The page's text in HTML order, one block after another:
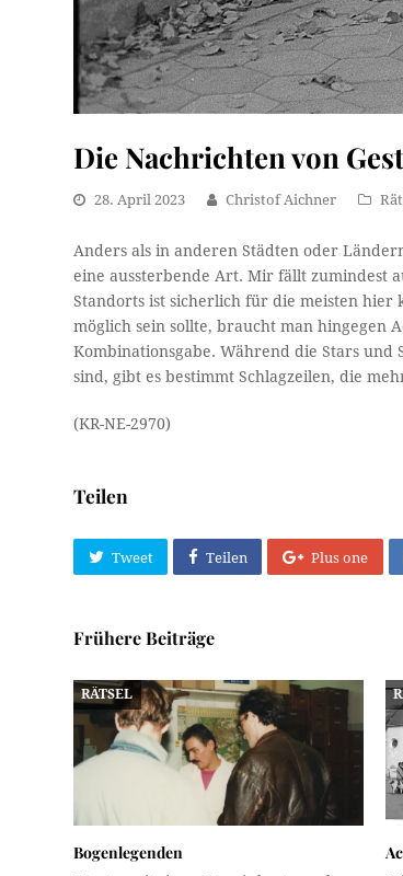
Die Nachrichten von
28. April 2023 Christof Aichner
Anders als in anderen Städten oder
eine aussterbende Art. Mir fällt zumindest
Standorts ist sicherlich für die meisten hier
möglich sein sollte, braucht man hingegen
Kombinationsgabe. Während die Stars
sind, gibt es bestimmt Schlagzeilen, die
(KR-NE-2970)
Teilen
Tweet Teilen Plus one
Frühere Beiträge
RÄTSEL
Bogenlegenden